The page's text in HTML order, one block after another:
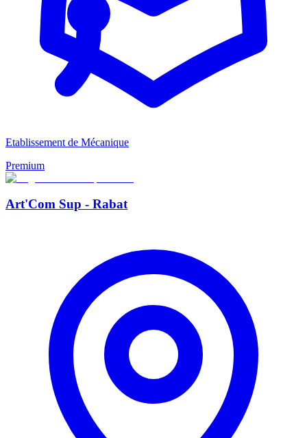
Etablissement de Mécanique
Premium
Art'Com Sup - Rabat